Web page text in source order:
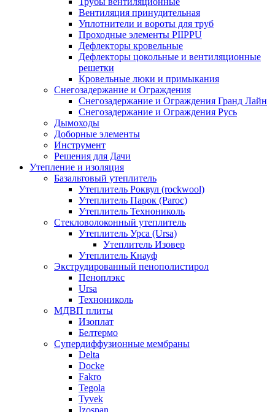
Вентиляция принудительная
Уплотнители и вороты для труб
Проходные элементы PIIPPU
Дефлекторы кровельные
Дефлекторы цокольные и вентиляционные
решетки
Кровельные люки и примыкания
Снегозадержание и Ограждения
Снегозадержание и Ограждения Гранд Лайн
Снегозадержание и Ограждения Русь
Дымоходы
Доборные элементы
Инструмент
Решения для Дачи
Утепление и изоляция
Базальтовый утеплитель
Утеплитель Роквул (rockwool)
Утеплитель Парок (Paroc)
Утеплитель Технониколь
Стекловолоконный утеплитель
Утеплитель Урса (Ursa)
Утеплитель Изовер
Утеплитель Кнауф
Экструдированный пенополистирол
Пеноплэкс
Ursa
Технониколь
МДВП плиты
Изоплат
Белтермо
Супердиффузионные мембраны
Delta
Docke
Fakro
Tegola
Tyvek
Izospan